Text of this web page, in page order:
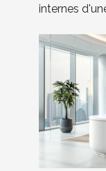
internes